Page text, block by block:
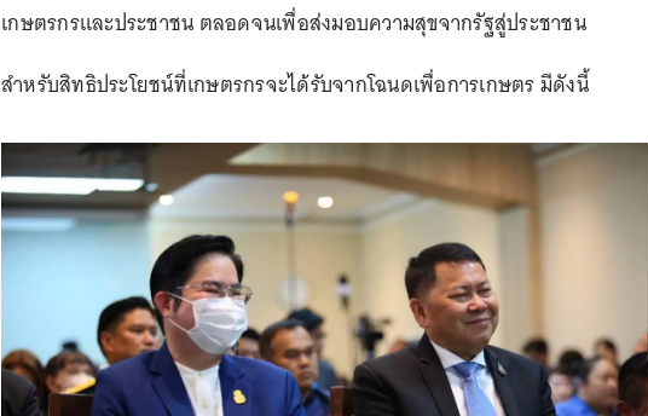
เกษตรกรและประชาชน ตลอดจนเพื่อส่งมอบความสุขจากรัฐสู่ประชาชน
สำหรับสิทธิประโยชน์ที่เกษตรกรจะได้รับจากโฉนดเพื่อการเกษตร มีดังนี้